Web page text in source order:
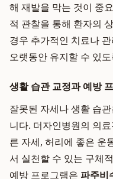
해 재발을 막는 것이 중
적 관찰을 통해 환자의
경우 추가적인 치료나
오랫동안 유지할 수 있
생활 습관 교정과 예방
잘못된 자세나 생활 습
니다. 더자인병원의 의
른 자세, 허리에 좋은 운
서 실천할 수 있는 구체
예방 프로그램은 파주비